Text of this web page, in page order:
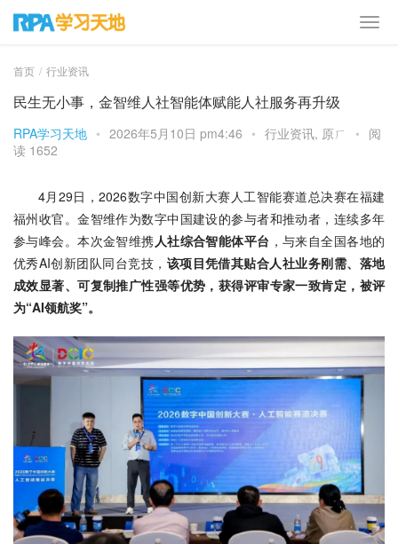
首页 行业资讯
民生无小事，金智维人社智能体赋能人社服务再升级
RPA学习天地 • 2026年5月10日 pm4:46 • 行业资讯, 原ㄏ • 阅
读 1652
4月29日，2026数字中国创新大赛人工智能赛道总决赛在福建
福州收官。金智维作为数字中国建设的参与者和推动者，连续多年
参与峰会。本次金智维携人社综合智能体平台 ，与来自全国各地的
优秀AI创新团队同台竞技， 该项目凭借其贴合人社业务刚需、落地
成效显著、可复制推广性强等优势，获得评审专家一致肯定，被评
为“AI领航奖”。